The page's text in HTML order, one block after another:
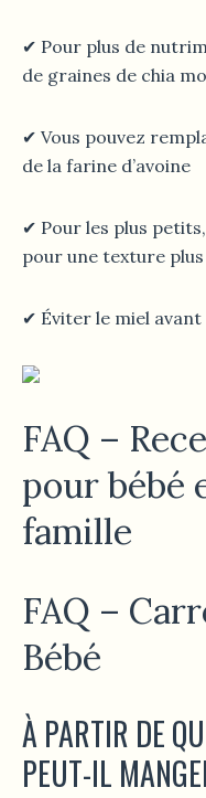
✔ Pour plus de
de graines de chia
✔ Vous pouvez
de la farine d’avoine
✔ Pour les plus
pour une texture plus
✔ Éviter le miel avant
FAQ –
pour bébé
famille
FAQ –
Bébé
À PARTIR DE
PEUT-IL